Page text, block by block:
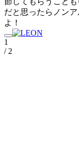
だと思ったらノン
よ！
1
/ 2